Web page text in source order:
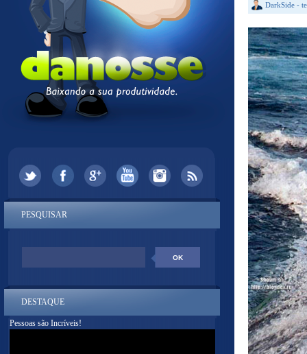
DarkSide -
PESQUISAR
DESTAQUE
Pessoas são Incríveis!